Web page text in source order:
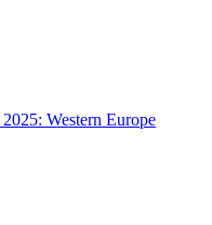
Western Europe